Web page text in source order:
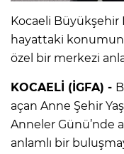
Kocaeli Büyükşehir
hayattaki
özel bir merkezi
KOCAELİ (İGFA) -
açan Anne Şehir
Anneler Günü’nde
anlamlı bir